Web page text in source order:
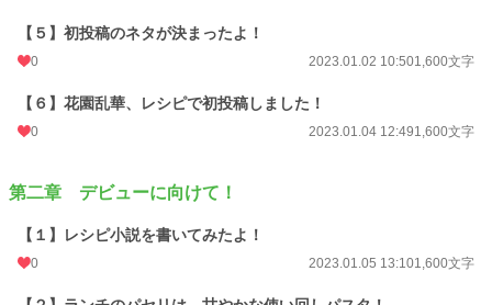
【５】初投稿のネタが決まったよ！
0 2023.01.02 10:501,600文字
【６】花園乱華、レシピで初投稿しました！
0 2023.01.04 12:491,600文字
第二章 デビューに向けて！
【１】レシピ小説を書いてみたよ！
0 2023.01.05 13:101,600文字